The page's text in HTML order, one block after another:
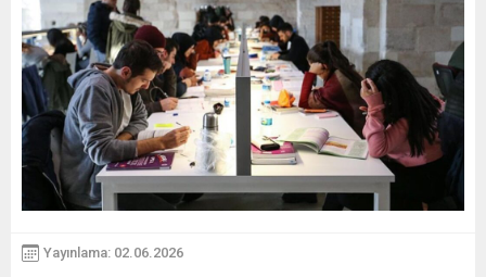
Yayınlama: 02.06.2026